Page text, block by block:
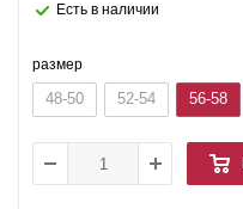
Есть в наличии
размер
48-50 52-54 56-58